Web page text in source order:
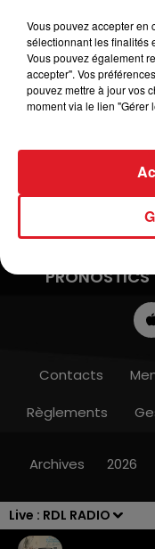
Live : RDL RADIO
ACTUS
PRONOSTICS
Contacts
Règlements
Archives 2026
Vous pouvez accepter en
sélectionnant les finalités
Vous pouvez également
accepter". Vos
pouvez mettre à jour vos
moment via le lien "Gérer